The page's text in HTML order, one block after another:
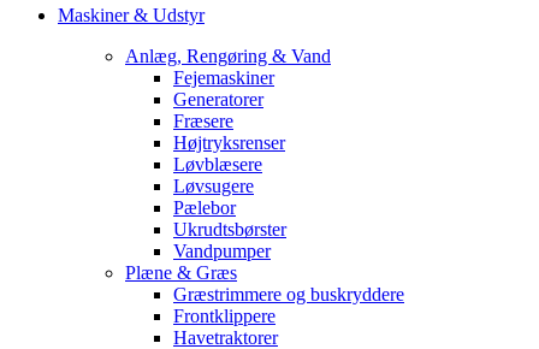
Maskiner & Udstyr
Anlæg, Rengøring & Vand
Fejemaskiner
Generatorer
Fræsere
Højtryksrenser
Løvblæsere
Løvsugere
Pælebor
Ukrudtsbørster
Vandpumper
Plæne & Græs
Græstrimmere og buskryddere
Frontklippere
Havetraktorer